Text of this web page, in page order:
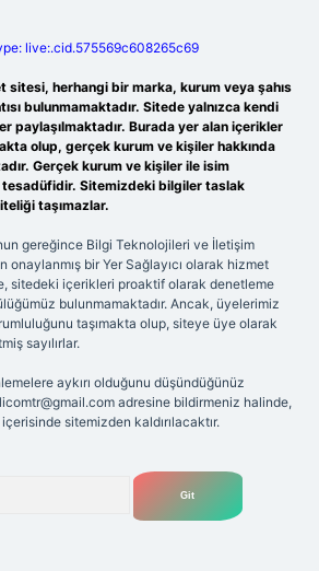
live:.cid.575569c608265c69
sitesi, herhangi bir marka, kurum veya şahıs
bulunmamaktadır. Sitede yalnızca kendi
paylaşılmaktadır. Burada yer alan içerikler
olup, gerçek kurum ve kişiler hakkında
Gerçek kurum ve kişiler ile isim
Sitemizdeki bilgiler taslak
taşımazlar.
gereğince Bilgi Teknolojileri ve İletişim
onaylanmış bir Yer Sağlayıcı olarak hizmet
sitedeki içerikleri proaktif olarak denetleme
bulunmamaktadır. Ancak, üyelerimiz
taşımakta olup, siteye üye olarak
sayılırlar.
aykırı olduğunu düşündüğünüz
adresine bildirmeniz halinde,
sitemizden kaldırılacaktır.